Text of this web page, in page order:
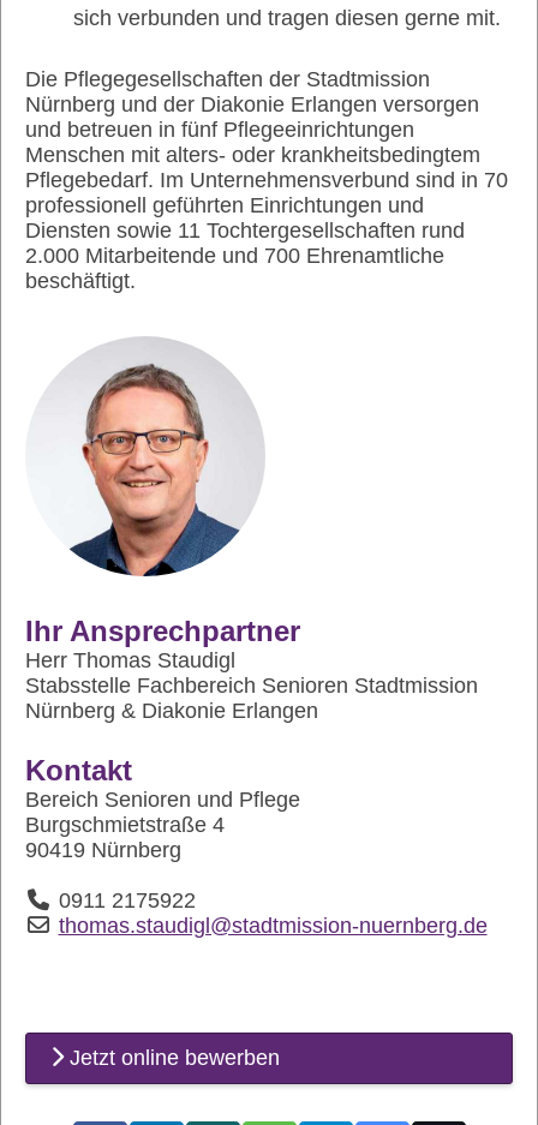
sich verbunden und tragen diesen gerne mit.
Die Pflegegesellschaften der Stadtmission
Nürnberg und der Diakonie Erlangen versorgen
und betreuen in fünf Pflegeeinrichtungen
Menschen mit alters- oder krankheitsbedingtem
Pflegebedarf. Im Unternehmensverbund sind in 70
professionell geführten Einrichtungen und
Diensten sowie 11 Tochtergesellschaften rund
2.000 Mitarbeitende und 700 Ehrenamtliche
beschäftigt.
Ihr Ansprechpartner
Herr Thomas Staudigl
Stabsstelle Fachbereich Senioren Stadtmission
Nürnberg & Diakonie Erlangen
Kontakt
Bereich Senioren und Pflege
Burgschmietstraße 4
90419 Nürnberg
0911 2175922
thomas.staudigl@stadtmission-nuernberg.de
Jetzt online bewerben